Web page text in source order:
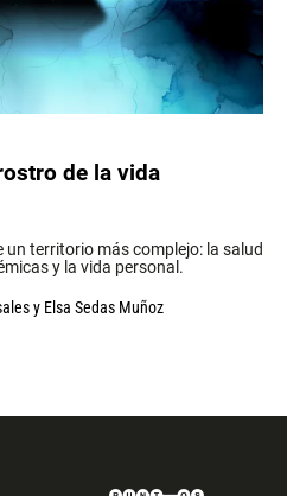
de la vida
un territorio más complejo: la salud
y la vida personal.
y Elsa Sedas Muñoz